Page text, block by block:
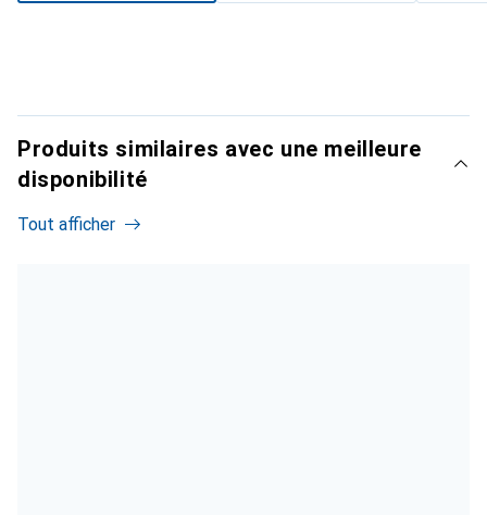
Produits similaires avec une meilleure
disponibilité
Tout afficher